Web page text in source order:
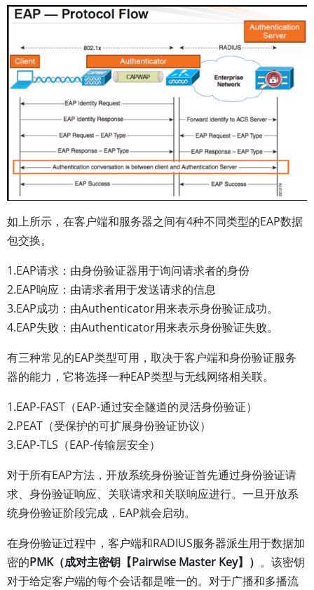
如上所示，在客户端和服务器之间有4种不同类型的EAP数据
包交换。
1.EAP请求：由身份验证器用于询问请求者的身份
2.EAP响应：由请求者用于发送请求的信息
3.EAP成功：由Authenticator用来表示身份验证成功。
4.EAP失败：由Authenticator用来表示身份验证失败。
有三种常见的EAP类型可用，取决于客户端和身份验证服务
器的能力，它将选择一种EAP类型与无线网络相关联。
1.EAP-FAST（EAP-通过安全隧道的灵活身份验证）
2.PEAT（受保护的可扩展身份验证协议）
3.EAP-TLS（EAP-传输层安全）
对于所有EAP方法，开放系统身份验证首先通过身份验证请
求、身份验证响应、关联请求和关联响应进行。一旦开放系
统身份验证阶段完成，EAP就会启动。
在身份验证过程中，客户端和RADIUS服务器派生用于数据加
密的PMK（成对主密钥【Pairwise Master Key】） 。该密钥
对于给定客户端的每个会话都是唯一的。对于广播和多播流